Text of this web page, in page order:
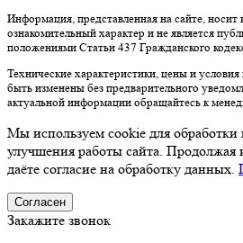
Информация, представленная на сайте, носит
ознакомительный характер и не является
положениями Статьи 437 Гражданского
Технические характеристики, цены и
быть изменены без предварительного
актуальной информации обращайтесь к
Мы используем cookie для
улучшения работы сайта. Продолжая
даёте согласие на обработку данных.
Согласен
Закажите звонок